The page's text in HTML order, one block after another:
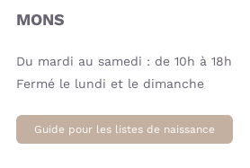
MONS
Du mardi au samedi : de 10h à 18h
Fermé le lundi et le dimanche
Guide pour les listes de naissance